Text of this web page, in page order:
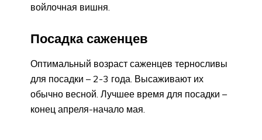
войлочная вишня.
Посадка саженцев
Оптимальный возраст саженцев терносливы
для посадки – 2-3 года. Высаживают их
обычно весной. Лучшее время для посадки –
конец апреля-начало мая.